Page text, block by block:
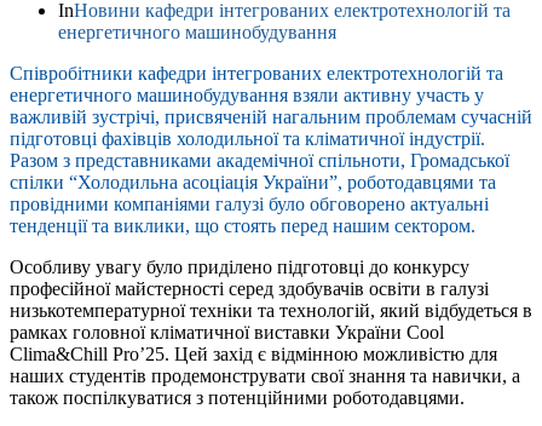
InНовини кафедри інтегрованих електротехнологій та
енергетичного машинобудування
Співробітники кафедри інтегрованих електротехнологій та
енергетичного машинобудування взяли активну участь у
важливій зустрічі, присвяченій нагальним проблемам сучасній
підготовці фахівців холодильної та кліматичної індустрії.
Разом з представниками академічної спільноти, Громадської
спілки “Холодильна асоціація України”, роботодавцями та
провідними компаніями галузі було обговорено актуальні
тенденції та виклики, що стоять перед нашим сектором.
Особливу увагу було приділено підготовці до конкурсу
професійної майстерності серед здобувачів освіти в галузі
низькотемпературної техніки та технологій, який відбудеться в
рамках головної кліматичної виставки України Cool
Clima&Chill Pro’25. Цей захід є відмінною можливістю для
наших студентів продемонструвати свої знання та навички, а
також поспілкуватися з потенційними роботодавцями.